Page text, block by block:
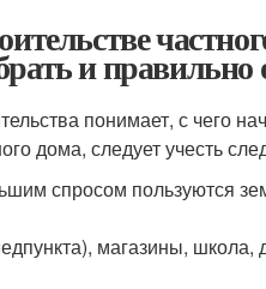
и
понимает, с чего
дома, следует учесть
спросом пользуются
магазины, школа,